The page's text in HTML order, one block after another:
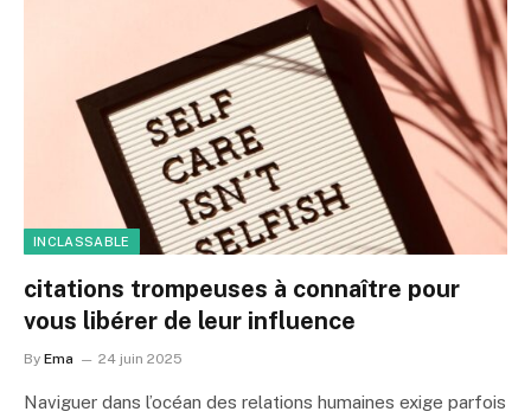
INCLASSABLE
citations trompeuses à connaître pour
vous libérer de leur influence
By Ema 24 juin 2025
Naviguer dans l’océan des relations humaines exige parfois